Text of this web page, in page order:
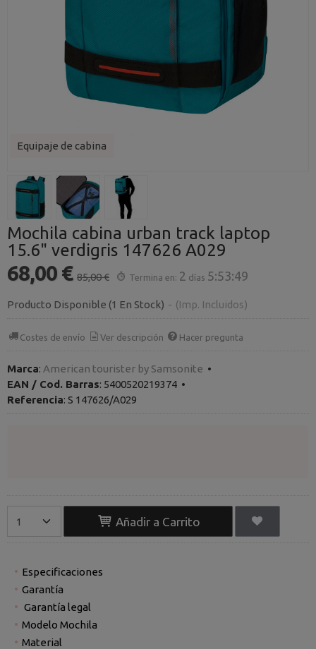
Equipaje de cabina
Mochila cabina urban track laptop
15.6" verdigris 147626 A029
68,00 € 85,00 € Termina en: 2 días 5:53:48
Producto Disponible (1 En Stock) - (Imp. Incluidos)
Costes de envío Ver descripción Hacer pregunta
Marca: American tourister by Samsonite •
EAN / Cod. Barras: 5400520219374 •
Referencia: S 147626/A029
Añadir a Carrito
Especificaciones
Garantía
Garantía legal
Modelo Mochila
Material